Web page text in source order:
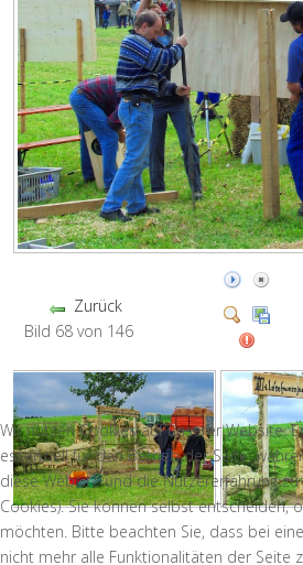
Zurück
Bild 68 von 146
Wir nutzen Cookies auf unserer Website.
essenziell für den Betrieb der Seite,
diese Website und die Nutzererfahrung zu
Cookies). Sie können selbst entscheiden,
möchten. Bitte beachten Sie, dass bei
nicht mehr alle Funktionalitäten der Seite